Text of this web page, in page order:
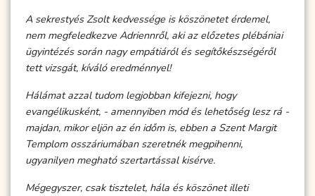
A sekrestyés Zsolt kedvessége is köszönetet érdemel,
nem megfeledkezve Adriennről, aki az előzetes plébániai
ügyintézés során nagy empátiáról és segítőkészségéről
tett vizsgát, kíváló eredménnyel!
Hálámat azzal tudom legjobban kifejezni, hogy
evangélikusként, - amennyiben mód és lehetőség lesz rá -
majdan, mikor eljön az én időm is, ebben a Szent Margit
Templom osszáriumában szeretnék megpihenni,
ugyanilyen megható szertartással kisérve.
Mégegyszer, csak tisztelet, hála és köszönet illeti